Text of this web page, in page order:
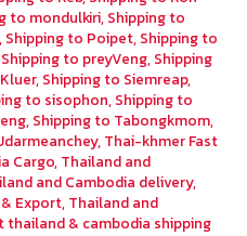
to mondulkiri, Shipping to
, Shipping to Poipet, Shipping to
Shipping to preyVeng, Shipping
, Shipping to Siemreap,
to sisophon, Shipping to
, Shipping to Tabongkmom,
, Thai-khmer Fast
Cargo, Thailand and
and Cambodia delivery,
Export, Thailand and
thailand & cambodia shipping